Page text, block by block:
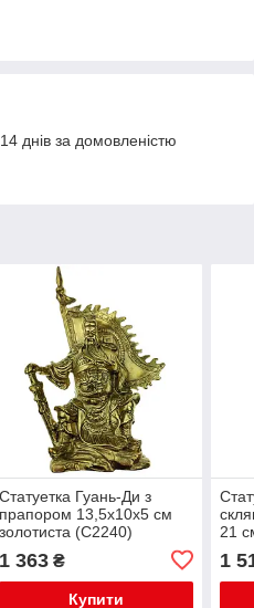
днів за домовленістю
Статуетка Гуань-Ди з
прапором 13,5х10х5 см
золотиста (C2240)
1 363₴
Купити
21
1